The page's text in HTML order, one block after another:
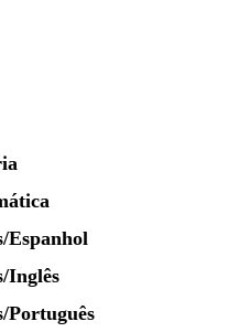
Espanhol
Inglês
Português